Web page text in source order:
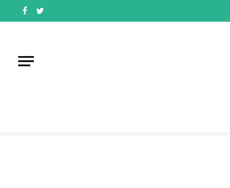
Facebook
Twitter